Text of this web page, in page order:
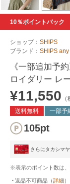
10％ポイントバック
ショップ： SHIPS
ブランド： SHIPS any
《一部追加予
ロイダリー レ
¥11,550
送料無料
一部予
105pt
さらにタカシマ
※表示のポイント数は、
返品不可商品 （詳細）